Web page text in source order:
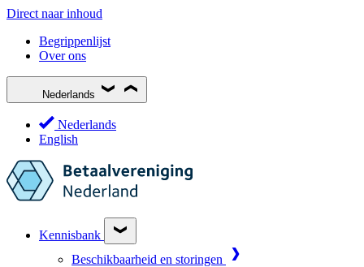
Direct naar inhoud
Begrippenlijst
Over ons
Nederlands
Nederlands
English
Kennisbank
Beschikbaarheid en storingen